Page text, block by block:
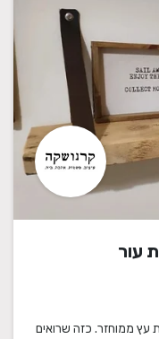
עור
עץ ממוחזר. כזה שרואים